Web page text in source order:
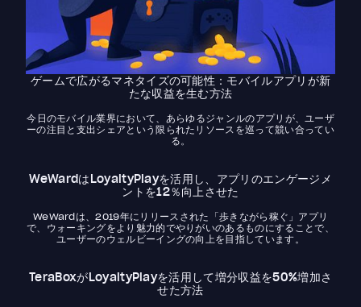
ゲームで広がるマネタイズの可能性：モバイルアプリが新
たな収益を生む方法
今日のモバイル業界において、あらゆるジャンルのアプリが、ユーザ
ーの注目と支出シェアという限られたリソースを巡って競い合ってい
る。
WeWardはLoyaltyPlayを活用し、アプリのエンゲージメ
ントを12％向上させた
WeWardは、2019年にリリースされた「歩きながら稼ぐ」アプリ
で、ウォーキングをより魅力的でやりがいのあるものにすることで、
ユーザーのウェルビーイングの向上を目指しています。
TeraBoxがLoyaltyPlayを活用して増分収益を50%増加さ
せた方法